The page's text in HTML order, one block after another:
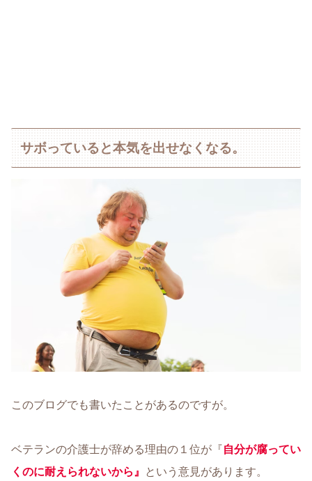
サボっていると本気を出せなくなる。
このブログでも書いたことがあるのですが。
ベテランの介護士が辞める理由の１位が『自分が腐ってい
くのに耐えられないから』
という意見があります。